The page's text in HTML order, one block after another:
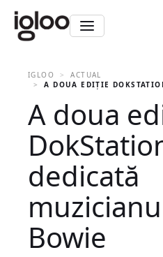
IGLOO
ACTUAL
A DOUA EDIȚIE
A doua
dedicată
Bowie